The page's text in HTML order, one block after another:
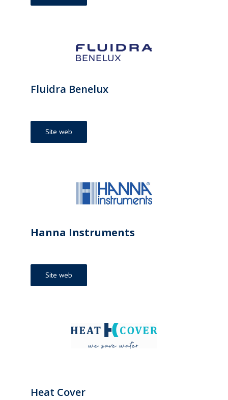
Fluidra Benelux
Site web
Hanna Instruments
Site web
Heat Cover